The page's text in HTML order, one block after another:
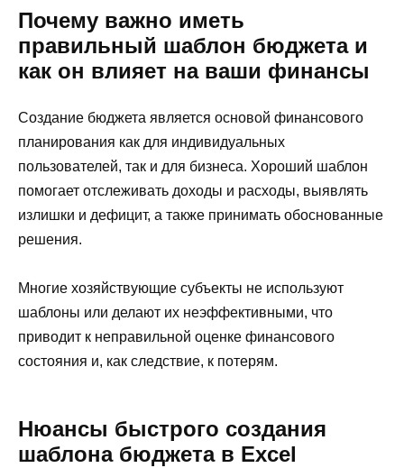
Почему важно иметь
правильный шаблон бюджета и
как он влияет на ваши финансы
Создание бюджета является основой финансового
планирования как для индивидуальных
пользователей, так и для бизнеса. Хороший шаблон
помогает отслеживать доходы и расходы, выявлять
излишки и дефицит, а также принимать обоснованные
решения.
Многие хозяйствующие субъекты не используют
шаблоны или делают их неэффективными, что
приводит к неправильной оценке финансового
состояния и, как следствие, к потерям.
Нюансы быстрого создания
шаблона бюджета в Excel